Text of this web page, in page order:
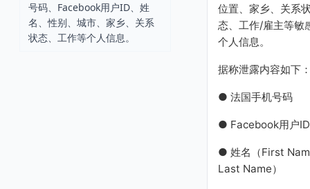
号码、Facebook用户ID、姓
名、性别、城市、家乡、关系
状态、工作等个人信息。
位置、家乡、关系
态、工作/雇主等敏
个人信息。
据称泄露内容如下
● 法国手机号码
● Facebook用户ID
● 姓名（First
Last Name）